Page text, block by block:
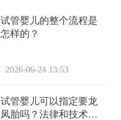
试管婴儿的整个流程是
怎样的？
2026-06-24 13:53
试管婴儿可以指定要龙
凤胎吗？法律和技术层